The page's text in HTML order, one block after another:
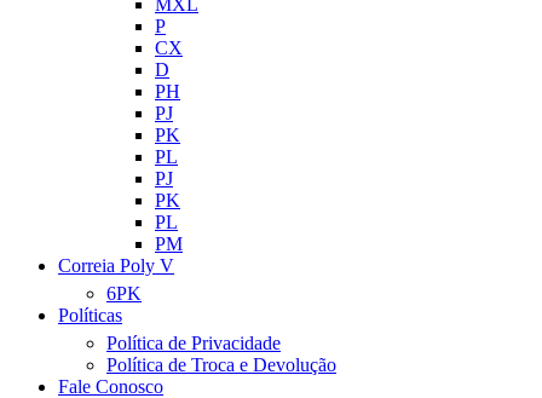
MXL
P
CX
D
PH
PJ
PK
PL
PJ
PK
PL
PM
Correia Poly V
6PK
Políticas
Política de Privacidade
Política de Troca e Devolução
Fale Conosco